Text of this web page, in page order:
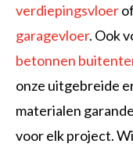
verdiepingsvloer
garagevloer. Ook
betonnen
onze uitgebreide
materialen
voor elk project.